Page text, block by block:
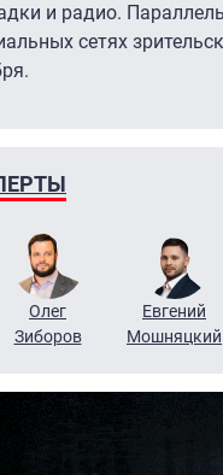
и радио.
сетях
Олег
Зиборов
Евгений
Мошняцкий